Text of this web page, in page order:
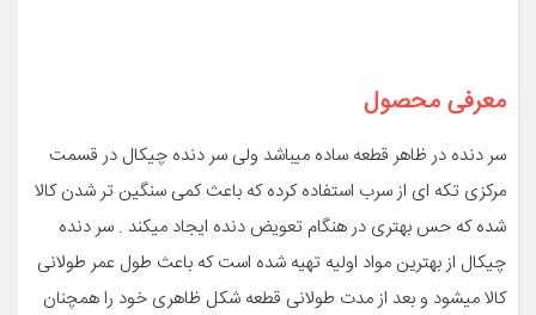
معرفی محصول
سر دنده در ظاهر قطعه ساده میباشد ولی سر دنده چیکال در قسمت
مرکزی تکه ای از سرب استفاده کرده که باعث کمی سنگین تر شدن کالا
شده که حس بهتری در هنگام تعویض دنده ایجاد میکند . سر دنده
چیکال از بهترین مواد اولیه تهیه شده است که باعث طول عمر طولانی
کالا میشود و بعد از مدت طولانی قطعه شکل ظاهری خود را همچنان